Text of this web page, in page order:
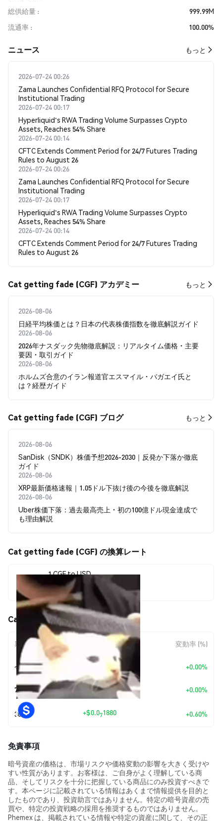
総供給量
999.99M
流通率
100.00%
​​ニュース​​ もっと
2026-07-24 00:26
Zama Launches Confidential RFQ Protocol for Secure
Institutional Trading
2026-07-24 00:17
Hyperliquid's RWA Trading Volume Surpasses Crypto
Assets, Reaches 54% Share
2026-07-24 00:14
CFTC Extends Comment Period for 24/7 Futures Trading
Rules to August 26
2026-07-24 00:26
Zama Launches Confidential RFQ Protocol for Secure
Institutional Trading
2026-07-24 00:17
Hyperliquid's RWA Trading Volume Surpasses Crypto
Assets, Reaches 54% Share
2026-07-24 00:14
CFTC Extends Comment Period for 24/7 Futures Trading
Rules to August 26
Cat getting fade (CGF) アカデミー もっと
2026-08-06
日経平均株価とは？日本の代表株価指数を徹底解説ガイド
2026-08-06
2026年ナスダック先物徹底解説：リアルタイム価格・主要
要因・取引ガイド
2026-08-06
ホルムズ合意のイラン報道官エスマイル・バガエイ氏と
は？経歴ガイド
Cat getting fade (CGF) ブログ もっと
2026-08-06
SanDisk（SNDK）株価予想2026-2030｜反発か下落か徹底
ガイド
2026-08-06
XRP最新価格速報｜1.05ドル下抜け後の今後を徹底解説
2026-08-06
Uber株価下落：過去最高売上・初の100億ドル現金達成で
も理由解説
Cat getting fade (CGF) の換算レート
1 CGF to USD
$0.00000315
Cat getting fade (CGF) の価格変動
期間 金額変動 変動率 (%)
今日 +0.00%
7日 $0.00 +0.00%
30日 +$0.071880 +0.60%
免責事項
暗号資産の価格は、市場リスクや価格変動の影響を大きく受けや
すい性質があります。お客様は、ご自身がよく理解している商
品、そしてリスクを十分に把握している商品にのみ投資すべきで
す。本ページに記載されている情報はあくまで情報提供を目的と
したものであり、投資助言ではありません。特定の暗号資産の売
買や、特定の投資戦略の採用を推奨するものではありません。
Phemex は、掲載されている情報や特定の資産に関して、その正